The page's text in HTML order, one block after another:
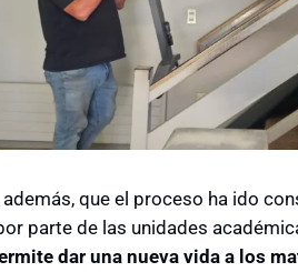
que el proceso ha ido
parte de las unidades
dar una nueva vida a los